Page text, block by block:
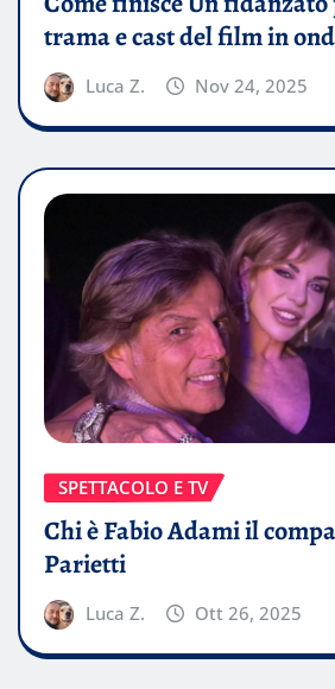
trama e cast del film in
Luca Z. Nov 24, 2025
SPETTACOLO E TV
Chi è Fabio Adami il
Parietti
Luca Z. Ott 26, 2025